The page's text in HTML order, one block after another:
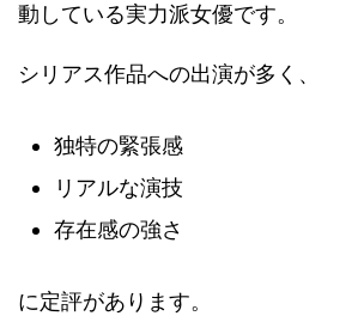
動している実力派女優です。
シリアス作品への出演が多く、
独特の緊張感
リアルな演技
存在感の強さ
に定評があります。